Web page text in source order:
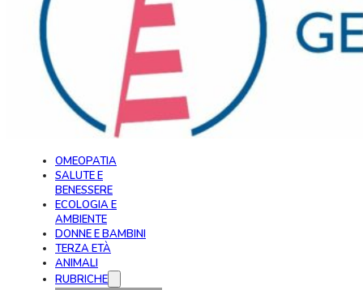
OMEOPATIA
SALUTE E
BENESSERE
ECOLOGIA E
AMBIENTE
DONNE E BAMBINI
TERZA ETÀ
ANIMALI
RUBRICHE